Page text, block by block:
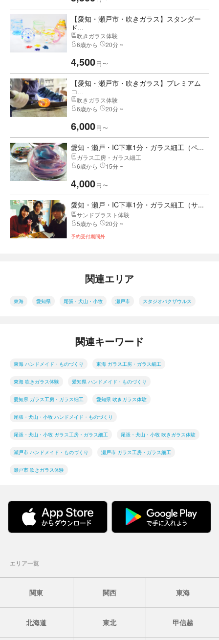
【愛知・瀬戸市・吹きガラス】スタンダー
ド...
吹きガラス体験
6歳から
20分 ~
4,500円 〜
【愛知・瀬戸市・吹きガラス】プレミアム
コ...
吹きガラス体験
6歳から
20分 ~
6,000円 〜
愛知・瀬戸・IC下車1分・ガラス細工（ペ...
ガラス工房・ガラス細工
6歳から
15分 ~
4,000円 〜
愛知・瀬戸・IC下車1分・ガラス細工（サ...
サンドブラスト体験
5歳から
20分 ~
予約受付期間外
関連エリア
東海 愛知県 尾張・犬山・小牧 瀬戸市 スタジオバクザウルス
関連キーワード
東海 ハンドメイド・ものづくり 東海 ガラス工房・ガラス細工
東海 吹きガラス体験 愛知県 ハンドメイド・ものづくり
愛知県 ガラス工房・ガラス細工 愛知県 吹きガラス体験
尾張・犬山・小牧 ハンドメイド・ものづくり
尾張・犬山・小牧 ガラス工房・ガラス細工 尾張・犬山・小牧 吹きガラス体験
瀬戸市 ハンドメイド・ものづくり 瀬戸市 ガラス工房・ガラス細工
瀬戸市 吹きガラス体験
エリア一覧
関東 関西 東海
北海道 東北 甲信越